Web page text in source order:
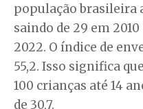
população brasileira
saindo de 29 em
2022. O índice de
55,2. Isso significa
100 crianças até 14
de 30,7.